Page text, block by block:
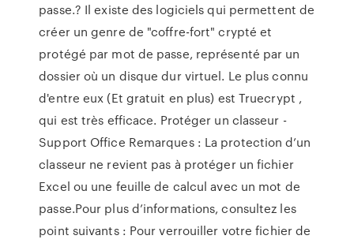
passe.? Il existe des logiciels qui permettent de
créer un genre de "coffre-fort" crypté et
protégé par mot de passe, représenté par un
dossier où un disque dur virtuel. Le plus connu
d'entre eux (Et gratuit en plus) est Truecrypt ,
qui est très efficace. Protéger un classeur -
Support Office Remarques : La protection d’un
classeur ne revient pas à protéger un fichier
Excel ou une feuille de calcul avec un mot de
passe.Pour plus d’informations, consultez les
point suivants : Pour verrouiller votre fichier de